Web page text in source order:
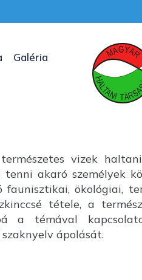
Galéria
vizek
akaró személyek
ökológiai,
tétele, a
a témával
ápolását.